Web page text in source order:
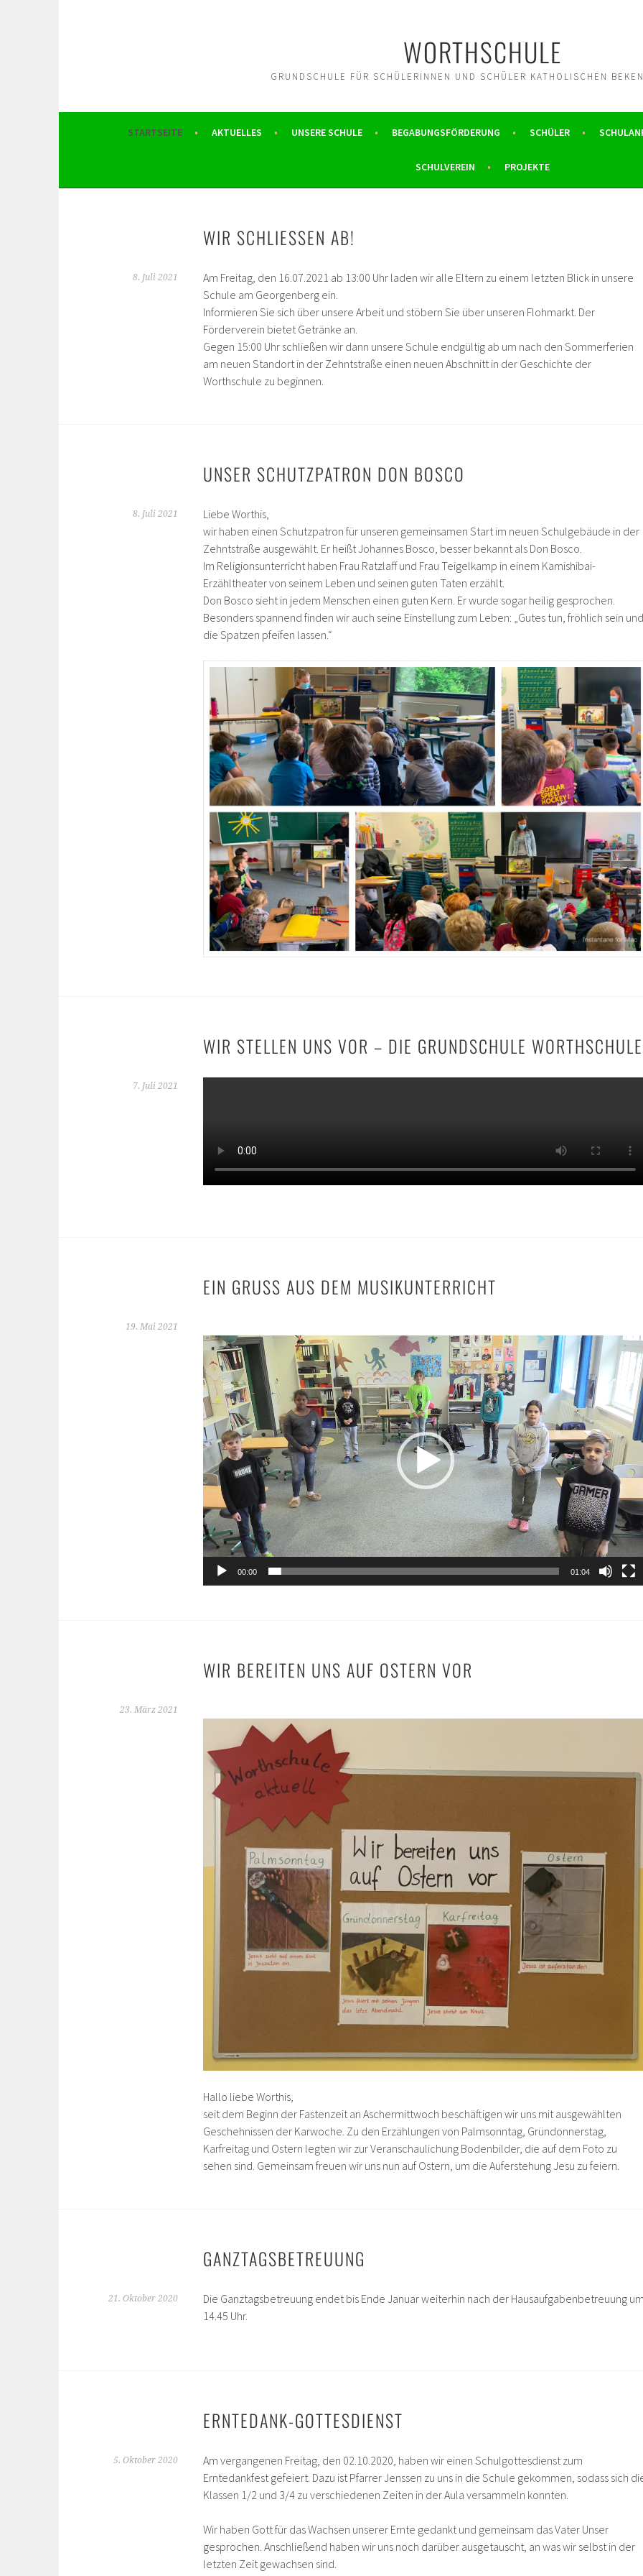
WORTHSCHULE
GRUNDSCHULE FÜR SCHÜLERINNEN UND SCHÜLER KATHOLISCHEN
STARTSEITE AKTUELLES UNSERE SCHULE BEGABUNGSFÖRDERUNG SCHÜLER
SCHULVEREIN PROJEKTE
WIR SCHLIESSEN AB!
8. Juli 2021
Am Freitag, den 16.07.2021 ab 13:00 Uhr laden wir alle Eltern zu einem letzten Blick in unsere
Schule am Georgenberg ein.
Informieren Sie sich über unsere Arbeit und stöbern Sie über unseren Flohmarkt. Der
Förderverein bietet Getränke an.
Gegen 15:00 Uhr schließen wir dann unsere Schule endgültig ab um nach den Sommerferien
am neuen Standort in der Zehntstraße einen neuen Abschnitt in der Geschichte der
Worthschule zu beginnen.
UNSER SCHUTZPATRON DON BOSCO
8. Juli 2021
Liebe Worthis,
wir haben einen Schutzpatron für unseren gemeinsamen Start im neuen Schulgebäude in der
Zehntstraße ausgewählt. Er heißt Johannes Bosco, besser bekannt als Don Bosco.
Im Religionsunterricht haben Frau Ratzlaff und Frau Teigelkamp in einem Kamishibai-
Erzähltheater von seinem Leben und seinen guten Taten erzählt.
Don Bosco sieht in jedem Menschen einen guten Kern. Er wurde sogar heilig gesprochen.
Besonders spannend finden wir auch seine Einstellung zum Leben: „Gutes tun, fröhlich sein und
die Spatzen pfeifen lassen.“
WIR STELLEN UNS VOR – DIE GRUNDSCHULE WORTHSCHULE
7. Juli 2021
EIN GRUSS AUS DEM MUSIKUNTERRICHT
19. Mai 2021
Video-
Player
00:00 01:04
WIR BEREITEN UNS AUF OSTERN VOR
23. März 2021
Hallo liebe Worthis,
seit dem Beginn der Fastenzeit an Aschermittwoch beschäftigen wir uns mit ausgewählten
Geschehnissen der Karwoche. Zu den Erzählungen von Palmsonntag, Gründonnerstag,
Karfreitag und Ostern legten wir zur Veranschaulichung Bodenbilder, die auf dem Foto zu
sehen sind. Gemeinsam freuen wir uns nun auf Ostern, um die Auferstehung Jesu zu feiern.
GANZTAGSBETREUUNG
21. Oktober 2020
Die Ganztagsbetreuung endet bis Ende Januar weiterhin nach der Hausaufgabenbetreuung
14.45 Uhr.
ERNTEDANK-GOTTESDIENST
5. Oktober 2020
Am vergangenen Freitag, den 02.10.2020, haben wir einen Schulgottesdienst zum
Erntedankfest gefeiert. Dazu ist Pfarrer Jenssen zu uns in die Schule gekommen, sodass sich
Klassen 1/2 und 3/4 zu verschiedenen Zeiten in der Aula versammeln konnten.
Wir haben Gott für das Wachsen unserer Ernte gedankt und gemeinsam das Vater Unser
gesprochen. Anschließend haben wir uns noch darüber ausgetauscht, an was wir selbst in der
letzten Zeit gewachsen sind.